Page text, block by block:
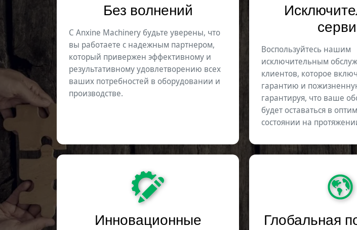
Без волнений
С Anxine Machinery будьте уверены, что
вы работаете с надежным партнером,
который привержен эффективному и
результативному удовлетворению всех
ваших потребностей в оборудовании и
производстве.
Воспользуйтесь нашим
исключительным
клиентов, которое
гарантию и
гарантируя, что ваше
будет оставаться в
состоянии на
Инновационные
Глобальная